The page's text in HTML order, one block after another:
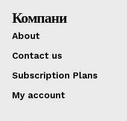
Компани
About
Contact us
Subscription Plans
My account